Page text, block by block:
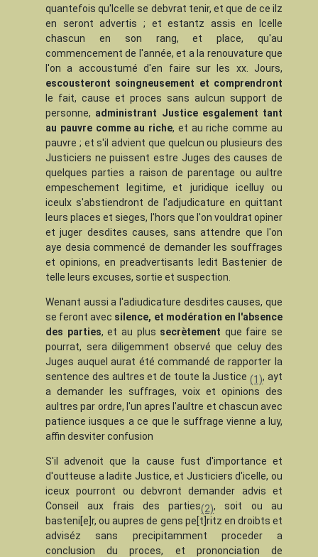
quantefois qu'Icelle se debvrat tenir, et que de ce ilz
en seront advertis ; et estantz assis en Icelle
chascun en son rang, et place, qu'au
commencement de l'année, et a la renouvature que
l'on a accoustumé d'en faire sur les xx. Jours,
escousteront soingneusement et comprendront
le fait, cause et proces sans aulcun support de
personne, administrant Justice esgalement tant
au pauvre comme au riche, et au riche comme au
pauvre ; et s'il advient que quelcun ou plusieurs des
Justiciers ne puissent estre Juges des causes de
quelques parties a raison de parentage ou aultre
empeschement legitime, et juridique icelluy ou
iceulx s'abstiendront de l'adjudicature en quittant
leurs places et sieges, l'hors que l'on vouldrat opiner
et juger desdites causes, sans attendre que l'on
aye desia commencé de demander les souffrages
et opinions, en preadvertisants ledit Bastenier de
telle leurs excuses, sortie et suspection.
Wenant aussi a l'adiudicature desdites causes, que
se feront avec silence, et modération en l'absence
des parties, et au plus secrètement que faire se
pourrat, sera diligemment observé que celuy des
Juges auquel aurat été commandé de rapporter la
sentence des aultres et de toute la Justice (1), ayt
a demander les suffrages, voix et opinions des
aultres par ordre, l'un apres l'aultre et chascun avec
patience iusques a ce que le suffrage vienne a luy,
affin desviter confusion
S'il advenoit que la cause fust d'importance et
d'outteuse a ladite Justice, et Justiciers d'icelle, ou
iceux pourront ou debvront demander advis et
Conseil aux frais des parties(2), soit ou au
basteni[e]r, ou aupres de gens pe[t]ritz en droibts et
adviséz sans precipitamment proceder a
conclusion du proces, et prononciation de